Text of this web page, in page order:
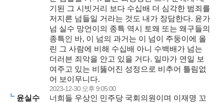
기된 그 시빗거리 보다 수십배 더 심각한 범죄를
저지른 넘들일 거라는 것도 내가 장담한다. 윤가
넘 실수 망언이의 종특 역시 토왜 또는 왜구들의
종특인 바, 이 넘의 과거는 이 넘이 주둥이에 올
린 그 사람에 비해 수십배 아니 수백배가 넘는
더러븐 죄악을 안고 있을 거다. 일마가 연일 보
여주고 있는 비뚫어진 성정으로 비추어 틀림없
어 보이무니다.
2023-12-30 오후 9:05:00
윤실수
너희들 우상인 민주당 국회의원이며 이재명 꼬